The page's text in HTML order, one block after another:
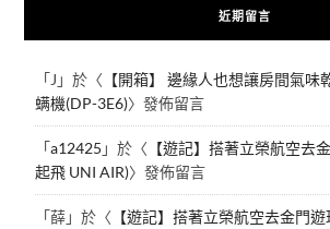
近期留言
「J 」於〈 【開箱】 邊緣人也想讓房間氣味
螨機(DP-3E6)〉發佈留言
「a12425 」於〈 【遊記】搭著立榮航空去
起飛 UNI AIR)〉發佈留言
「薛」於〈 【遊記】搭著立榮航空去金門